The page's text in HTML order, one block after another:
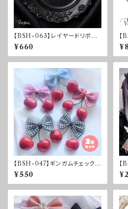
【BSH-063】レイヤードリボン
クリップ
¥660
【
【BSH-047】ギンガムチェック♡
さくらんぼリボン2個セット
¥550
【
ハ